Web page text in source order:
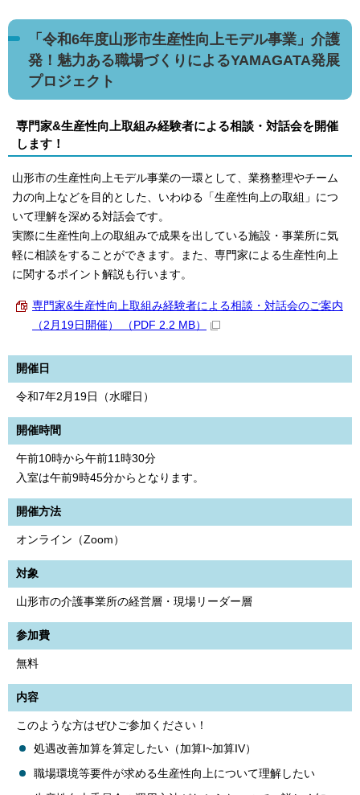
「令和6年度山形市生産性向上モデル事業」介護
発！魅力ある職場づくりによるYAMAGATA発展
プロジェクト
専門家&生産性向上取組み経験者による相談・対話会を開催
します！
山形市の生産性向上モデル事業の一環として、業務整理やチーム
力の向上などを目的とした、いわゆる「生産性向上の取組」につ
いて理解を深める対話会です。
実際に生産性向上の取組みで成果を出している施設・事業所に気
軽に相談をすることができます。また、専門家による生産性向上
に関するポイント解説も行います。
専門家&生産性向上取組み経験者による相談・対話会のご案内
（2月19日開催） （PDF 2.2 MB）
開催日
令和7年2月19日（水曜日）
開催時間
午前10時から午前11時30分
入室は午前9時45分からとなります。
開催方法
オンライン（Zoom）
対象
山形市の介護事業所の経営層・現場リーダー層
参加費
無料
内容
このような方はぜひご参加ください！
処遇改善加算を算定したい（加算I~加算IV）
職場環境等要件が求める生産性向上について理解したい